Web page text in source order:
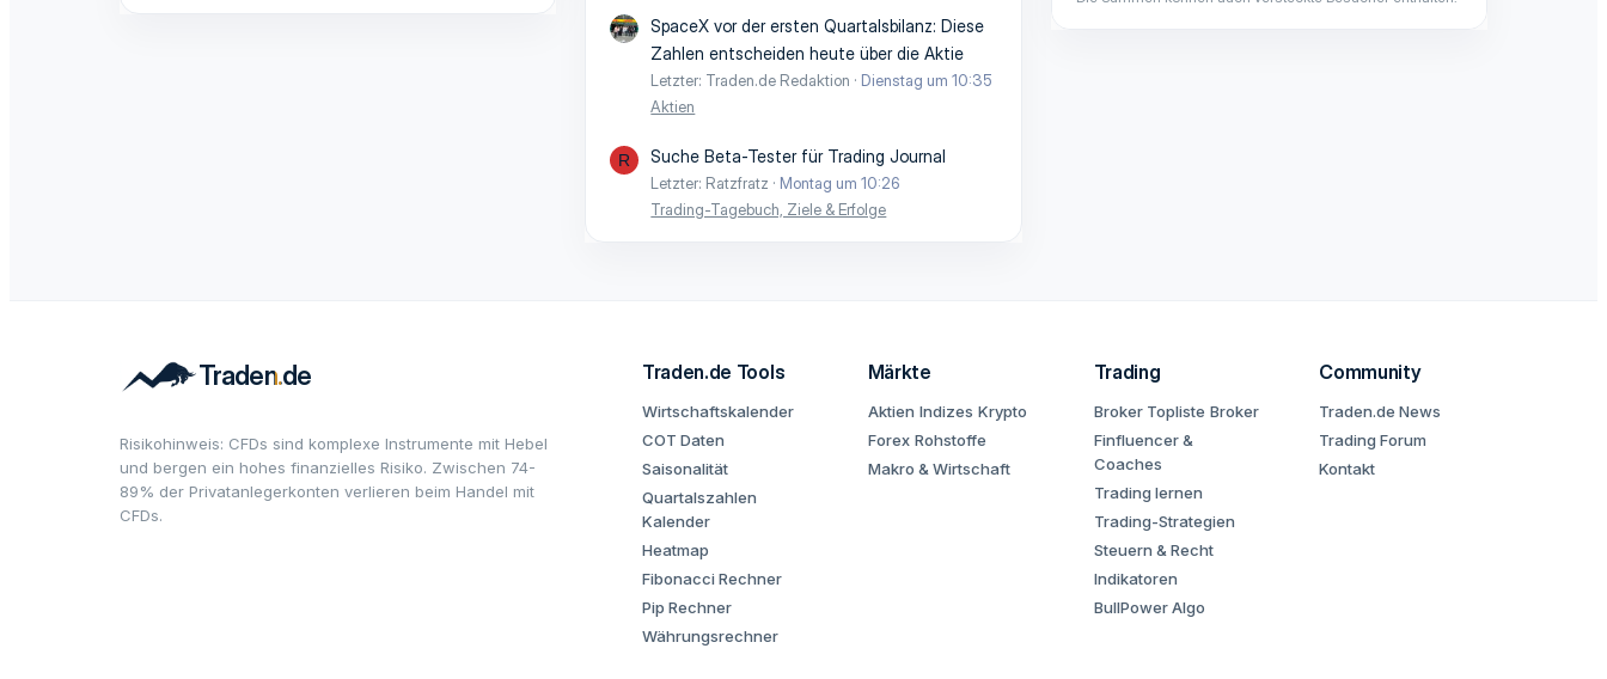
SpaceX vor der ersten Quartalsbilanz: Diese
Zahlen entscheiden heute über die Aktie
Letzter: Traden.de Redaktion
Dienstag um 10:35
Aktien
R Suche Beta-Tester für Trading Journal
Letzter: Ratzfratz
Montag um 10:26
Trading-Tagebuch, Ziele & Erfolge
Risikohinweis: CFDs sind komplexe Instrumente mit Hebel
und bergen ein hohes finanzielles Risiko. Zwischen 74-
89% der Privatanlegerkonten verlieren beim Handel mit
CFDs.
Traden.de Tools
Wirtschaftskalender
COT Daten
Saisonalität
Quartalszahlen
Kalender
Heatmap
Fibonacci Rechner
Pip Rechner
Währungsrechner
Märkte
Aktien Indizes Krypto
Forex Rohstoffe
Makro & Wirtschaft
Trading
Broker Topliste Broker
Finfluencer &
Coaches
Trading lernen
Trading-Strategien
Steuern & Recht
Indikatoren
BullPower Algo
Community
Traden.de News
Trading Forum
Kontakt